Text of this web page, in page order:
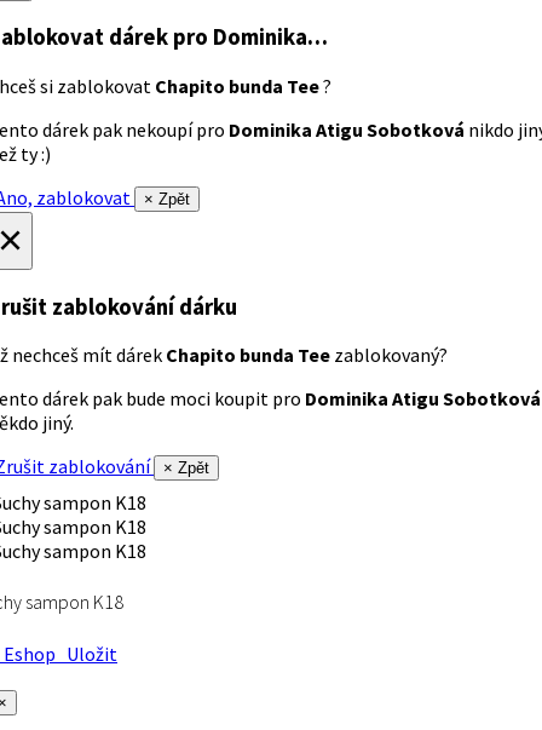
dárek pro Dominika…
si zablokovat Chapito bunda Tee?
dárek pak nekoupí pro Dominika Atigu Sobotková nikdo
ty :)
zablokovat
× Zpět
zablokování dárku
nechceš mít dárek Chapito bunda Tee zablokovaný?
dárek pak bude moci koupit pro Dominika Atigu Sobotková
jiný.
zablokování
× Zpět
sampon K18
Uložit